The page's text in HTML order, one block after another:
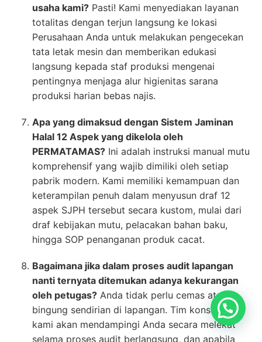
usaha kami? Pasti! Kami menyediakan layanan
totalitas dengan terjun langsung ke lokasi
Perusahaan Anda untuk melakukan pengecekan
tata letak mesin dan memberikan edukasi
langsung kepada staf produksi mengenai
pentingnya menjaga alur higienitas sarana
produksi harian bebas najis.
Apa yang dimaksud dengan Sistem Jaminan
Halal 12 Aspek yang dikelola oleh
PERMATAMAS? Ini adalah instruksi manual mutu
komprehensif yang wajib dimiliki oleh setiap
pabrik modern. Kami memiliki kemampuan dan
keterampilan penuh dalam menyusun draf 12
aspek SJPH tersebut secara kustom, mulai dari
draf kebijakan mutu, pelacakan bahan baku,
hingga SOP penanganan produk cacat.
Bagaimana jika dalam proses audit lapangan
nanti ternyata ditemukan adanya kekurangan
oleh petugas? Anda tidak perlu cemas atau
bingung sendirian di lapangan. Tim konsultan
kami akan mendampingi Anda secara melekat
selama proses audit berlangsung, dan apabila